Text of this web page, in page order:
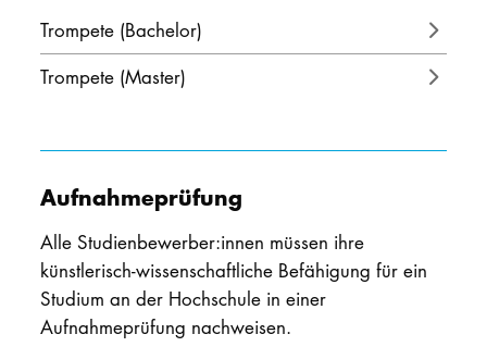
Trompete (Bachelor)
Trompete (Master)
Aufnahmeprüfung
Alle Studienbewerber:innen müssen ihre
künstlerisch-wissenschaftliche Befähigung für ein
Studium an der Hochschule in einer
Aufnahmeprüfung nachweisen.